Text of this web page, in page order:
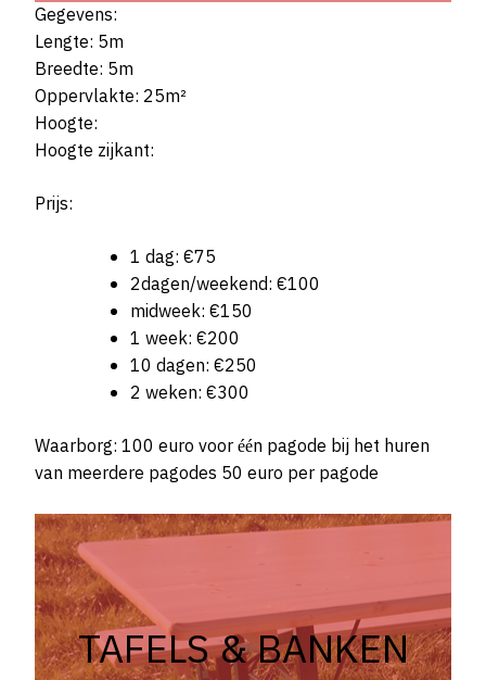
Gegevens:
Lengte: 5m
Breedte: 5m
Oppervlakte: 25m²
Hoogte:
Hoogte zijkant:
Prijs:
1 dag: €75
2dagen/weekend: €100
midweek: €150
1 week: €200
10 dagen: €250
2 weken: €300
Waarborg: 100 euro voor één pagode bij het huren
van meerdere pagodes 50 euro per pagode
TAFELS & BANKEN